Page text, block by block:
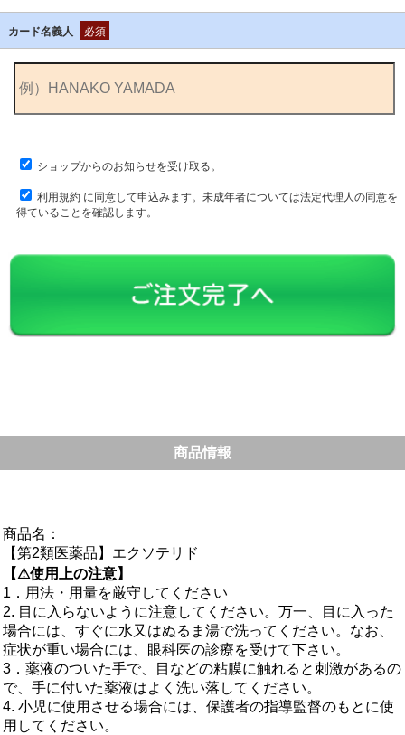
カード名義人 必須
ショップからのお知らせを受け取る。
利用規約に同意して申込みます。未成年者については法定代理人の同意を
得ていることを確認します。
商品情報
商品名：
【第2類医薬品】エクソテリド
【⚠使用上の注意】
1．用法・用量を厳守してください
2. 目に入らないように注意してください。万一、目に入った
場合には、すぐに水又はぬるま湯で洗ってください。なお、
症状が重い場合には、眼科医の診療を受けて下さい。
3．薬液のついた手で、目などの粘膜に触れると刺激があるの
で、手に付いた薬液はよく洗い落してください。
4. 小児に使用させる場合には、保護者の指導監督のもとに使
用してください。